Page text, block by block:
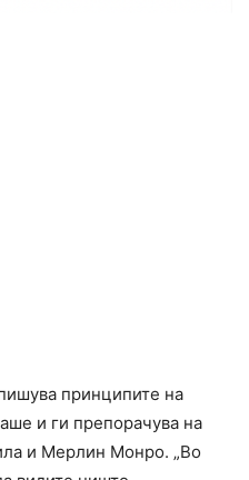
принципите на
и ги препорачува на
и Мерлин Монро. „Во